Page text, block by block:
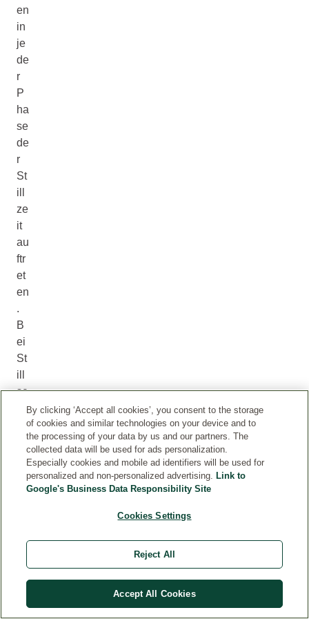
en
in
je
de
r
P
ha
se
de
r
St
ill
ze
it
au
ftr
et
en
.
B
ei
St
ill
sc
wi
eri
gk
eit
en
ch
kö
By clicking ‘Accept all cookies’, you consent to the storage
of cookies and similar technologies on your device and to
the processing of your data by us and our partners. The
collected data will be used for ads personalization.
Especially cookies and mobile ad identifiers will be used for
personalized and non-personalized advertising. Link to
Google's Business Data Responsibility Site
Cookies Settings
Reject All
Accept All Cookies